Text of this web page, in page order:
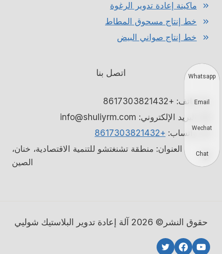
ماكينة إعادة تدوير الرغوة
خط إنتاج مسحوق المطاط
خط إنتاج صواني البيض
اتصل بنا
هاتف: +8617303821432
البريد الإلكتروني: info@shuliyrm.com
واتساب: +8617303821432
العنوان: منطقة تشنغتشو للتنمية الاقتصادية، خنان،
الصين
حقوق النشر© 2026 آلة إعادة تدوير البلاستيك شوليي
Whatsapp
Email
Wechat
Chat